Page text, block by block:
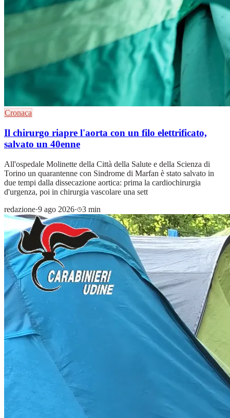
Cronaca
Il chirurgo riapre l'aorta con un filo elettrificato,
salvato un 40enne
All'ospedale Molinette della Città della Salute e della Scienza di
Torino un quarantenne con Sindrome di Marfan è stato salvato in
due tempi dalla dissecazione aortica: prima la cardiochirurgia
d'urgenza, poi in chirurgia vascolare una sett
redazione·9 ago 2026· 3 min